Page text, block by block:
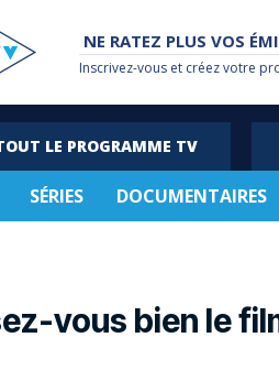
NE RATEZ PLUS VOS
Inscrivez-vous et créez votre
LE PROGRAMME TV
SÉRIES DOCUMENTAIRES
vous bien le